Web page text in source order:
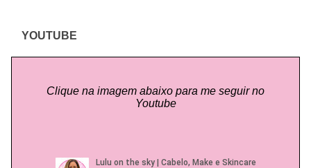
YOUTUBE
Clique na imagem abaixo para me seguir no
Youtube